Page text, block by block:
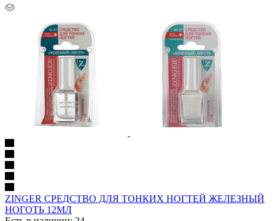
ZINGER СРЕДСТВО ДЛЯ ТОНКИХ НОГТЕЙ ЖЕЛЕЗНЫЙ
НОГОТЬ 12МЛ